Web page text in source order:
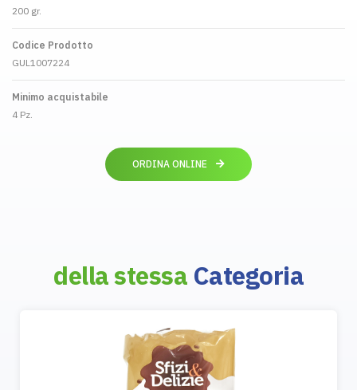
200 gr.
Codice Prodotto
GUL1007224
Minimo acquistabile
4 Pz.
ORDINA ONLINE
della stessa Categoria